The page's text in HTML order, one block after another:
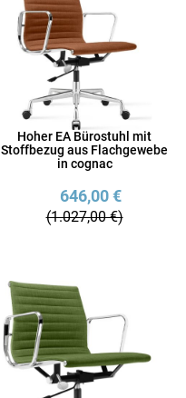
Hoher EA Bürostuhl mit
Stoffbezug aus Flachgewebe
in cognac
646,00 €
(1.027,00 €)